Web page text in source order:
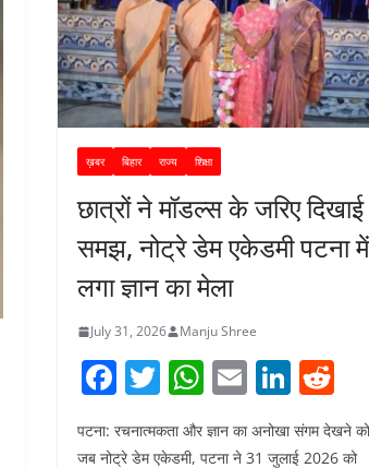
ख़बर बिहार राज्य शिक्षा
छात्रों ने मॉडल्स के जरिए दिखाई
समझ, नोट्रे डेम एकेडमी पटना में
लगा ज्ञान का मेला
July 31, 2026 Manju Shree
F
c
T
itt
W
at
E
m
ai
Li
n
k
e
d
पटना: रचनात्मकता और ज्ञान का अनोखा संगम देखने को
जब नोट्रे डेम एकेडमी, पटना ने 31 जुलाई 2026 को